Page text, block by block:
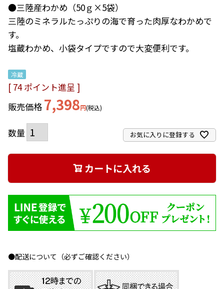
●三陸産わかめ（50ｇ×5袋）
三陸のミネラルたっぷりの海で育った肉厚なわかめで
す。
塩蔵わかめ、小袋タイプですので大変便利です。
冷蔵
[ 74 ポイント進呈 ]
販売価格 7,398 税込
お気に入りに登録する
カートに入れる
●配送について（必ずご確認ください）